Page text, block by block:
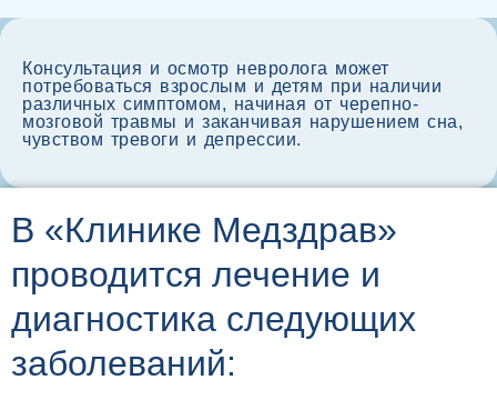
Консультация и осмотр невролога может
потребоваться взрослым и детям при наличии
различных симптомом, начиная от черепно-
мозговой травмы и заканчивая нарушением сна,
чувством тревоги и депрессии.
В «Клинике Медздрав»
проводится лечение и
диагностика следующих
заболеваний: